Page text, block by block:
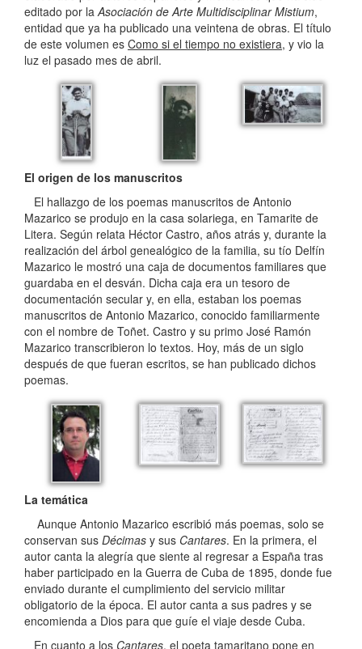
editado por laAsociación de Arte Multidisciplinar Mistium,
entidad que ya ha publicado una veintena de obras. El título
de este volumen es Como si el tiempo no existiera, y vio la
luz el pasado mes de abril.
El origen de los manuscritos
El hallazgo de los poemas manuscritos de Antonio
Mazarico se produjo en la casa solariega, en Tamarite de
Litera. Según relata Héctor Castro, años atrás y, durante la
realización del árbol genealógico de la familia, su tío Delfín
Mazarico le mostró una caja de documentos familiares que
guardaba en el desván. Dicha caja era un tesoro de
documentación secular y, en ella, estaban los poemas
manuscritos de Antonio Mazarico, conocido familiarmente
con el nombre de Toñet. Castro y su primo José Ramón
Mazarico transcribieron lo textos. Hoy, más de un siglo
después de que fueran escritos, se han publicado dichos
poemas.
La temática
Aunque Antonio Mazarico escribió más poemas, solo se
conservan sus Décimas y sus Cantares. En la primera, el
autor canta la alegría que siente al regresar a España tras
haber participado en la Guerra de Cuba de 1895, donde fue
enviado durante el cumplimiento del servicio militar
obligatorio de la época. El autor canta a sus padres y se
encomienda a Dios para que guíe el viaje desde Cuba.
En cuanto a los Cantares, el poeta tamaritano pone en